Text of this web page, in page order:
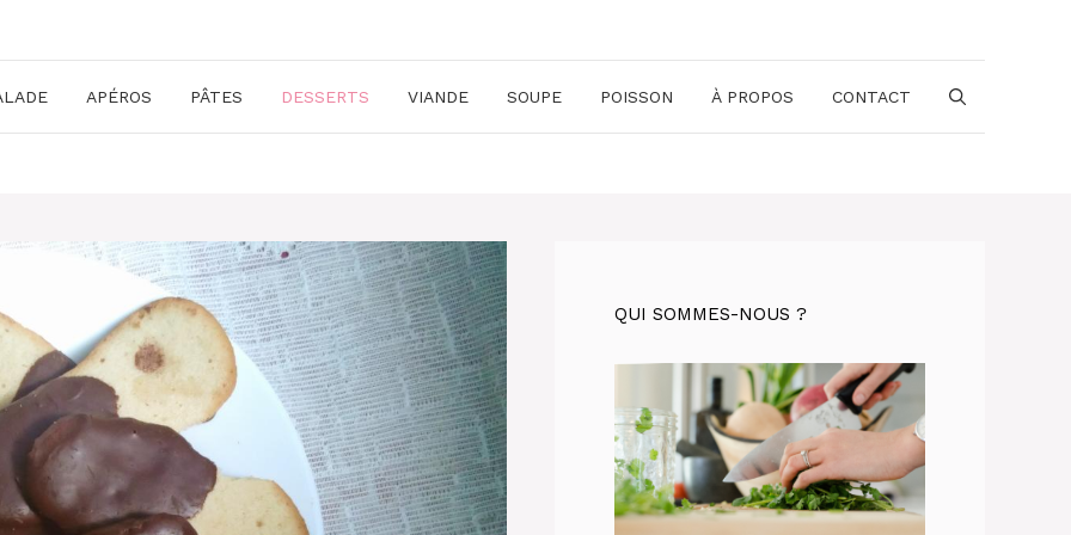
APÉROS PÂTES DESSERTS VIANDE SOUPE POISSON À PROPOS CONTACT
QUI SOMMES-NOUS ?